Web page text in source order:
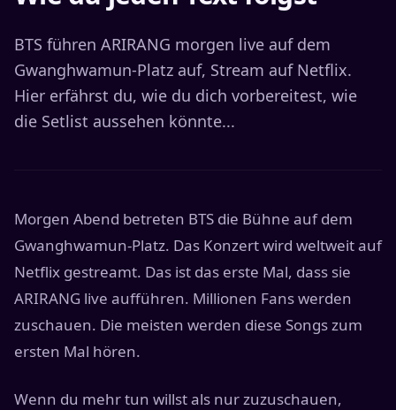
BTS führen ARIRANG morgen live auf dem
Gwanghwamun-Platz auf, Stream auf Netflix.
Hier erfährst du, wie du dich vorbereitest, wie
die Setlist aussehen könnte...
Morgen Abend betreten BTS die Bühne auf dem
Gwanghwamun-Platz. Das Konzert wird weltweit auf
Netflix gestreamt. Das ist das erste Mal, dass sie
ARIRANG live aufführen. Millionen Fans werden
zuschauen. Die meisten werden diese Songs zum
ersten Mal hören.
Wenn du mehr tun willst als nur zuzuschauen,